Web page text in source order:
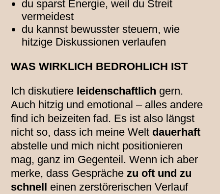
du sparst Energie, weil du Streit
vermeidest
du kannst bewusster steuern, wie
hitzige Diskussionen verlaufen
WAS WIRKLICH BEDROHLICH IST
Ich diskutiere leidenschaftlich gern.
Auch hitzig und emotional – alles andere
find ich beizeiten fad. Es ist also längst
nicht so, dass ich meine Welt dauerhaft
abstelle und mich nicht positionieren
mag, ganz im Gegenteil. Wenn ich aber
merke, dass Gesprächezu oft und zu
schnell einen zerstörerischen Verlauf